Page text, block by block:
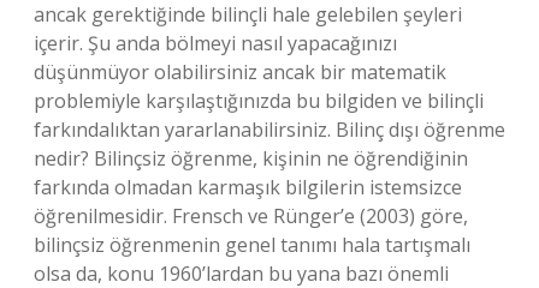
ancak gerektiğinde bilinçli hale gelebilen şeyleri
içerir. Şu anda bölmeyi nasıl yapacağınızı
düşünmüyor olabilirsiniz ancak bir matematik
problemiyle karşılaştığınızda bu bilgiden ve bilinçli
farkındalıktan yararlanabilirsiniz. Bilinç dışı öğrenme
nedir? Bilinçsiz öğrenme, kişinin ne öğrendiğinin
farkında olmadan karmaşık bilgilerin istemsizce
öğrenilmesidir. Frensch ve Rünger’e (2003) göre,
bilinçsiz öğrenmenin genel tanımı hala tartışmalı
olsa da, konu 1960’lardan bu yana bazı önemli